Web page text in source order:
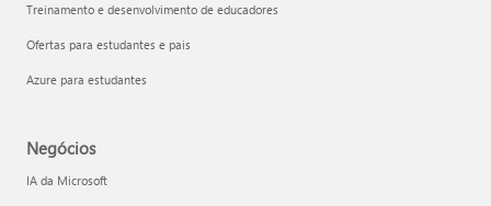
Treinamento e desenvolvimento de educadores
Ofertas para estudantes e pais
Azure para estudantes
Negócios
IA da Microsoft